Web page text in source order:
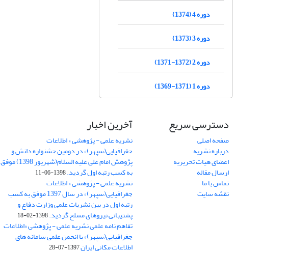
دوره 4 (1374)
دوره 3 (1373)
دوره 2 (1372-1371)
دوره 1 (1371-1369)
دسترسی سریع
صفحه اصلی
درباره نشریه
اعضای هیات تحریریه
ارسال مقاله
تماس با ما
نقشه سایت
آخرین اخبار
نشریه علمی - پژوهشی « اطلاعات
جغرافیایی(سپهر)» در دومین جشنواره دانش و
پژوهش امام علی علیه السلام(شهریور 1398) موفق
به کسب رتبه اول گردید.1398-06-11
نشریه علمی - پژوهشی « اطلاعات
جغرافیایی(سپهر)» در سال 1397 موفق به کسب
رتبه اول در بین نشریات علمی وزارت دفاع و
پشتیبانی نیروهای مسلح گردید.1398-02-18
تفاهم نامه علمی نشریه علمی - پژوهشی «اطلاعات
جغرافیایی(سپهر)» با انجمن علمی سامانه های
اطلاعات مکانی ایران1397-07-28